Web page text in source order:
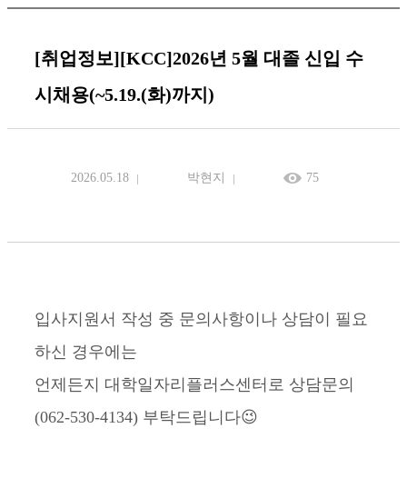
[취업정보][KCC]2026년 5월 대졸 신입 수
시채용(~5.19.(화)까지)
2026.05.18 박현지 75
입사지원서 작성 중 문의사항이나 상담이 필요
하신 경우에는
언제든지 대학일자리플러스센터로 상담문의
(062-530-4134) 부탁드립니다😉